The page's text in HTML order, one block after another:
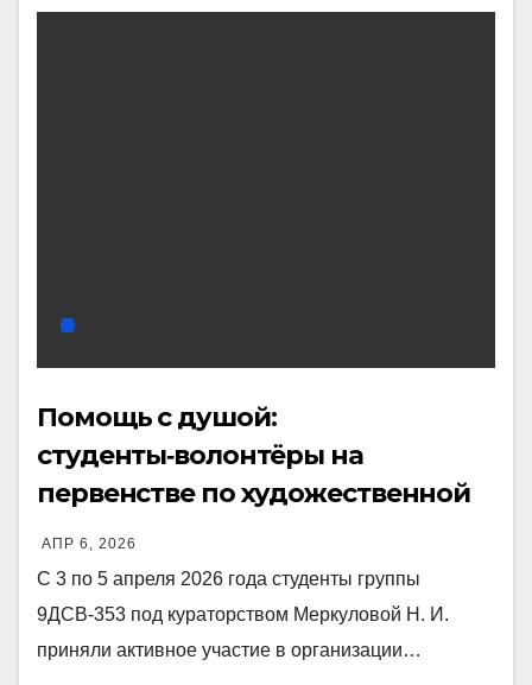
Помощь с душой:
студенты‑волонтёры на
первенстве по художественной
гимнастике
АПР 6, 2026
С 3 по 5 апреля 2026 года студенты группы
9ДСВ‑353 под кураторством Меркуловой Н. И.
приняли активное участие в организации…